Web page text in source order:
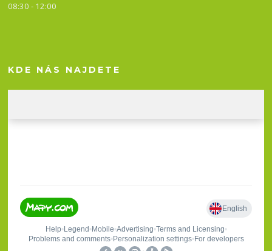
08:30 - 12:00
KDE NÁS NAJDETE